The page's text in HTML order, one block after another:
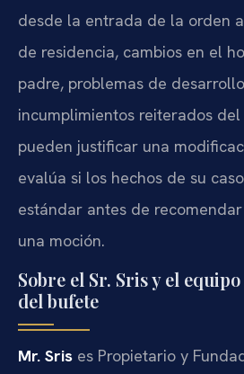
desde la entrada de la orden
de residencia, cambios en el
padre, problemas de
incumplimientos reiterados
pueden justificar una
evalúa si los hechos de su
estándar antes de
una moción.
Sobre el Sr. Sris y el
del bufete
Mr. Sris es Propietario y